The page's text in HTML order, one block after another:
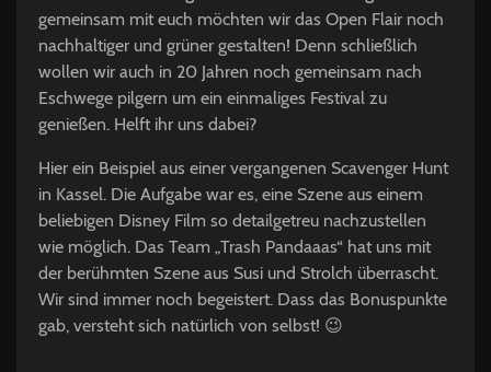
gemeinsam mit euch möchten wir das Open Flair noch
nachhaltiger und grüner gestalten! Denn schließlich
wollen wir auch in 20 Jahren noch gemeinsam nach
Eschwege pilgern um ein einmaliges Festival zu
genießen. Helft ihr uns dabei?
Hier ein Beispiel aus einer vergangenen Scavenger Hunt
in Kassel. Die Aufgabe war es, eine Szene aus einem
beliebigen Disney Film so detailgetreu nachzustellen
wie möglich. Das Team „Trash Pandaaas“ hat uns mit
der berühmten Szene aus Susi und Strolch überrascht.
Wir sind immer noch begeistert. Dass das Bonuspunkte
gab, versteht sich natürlich von selbst! 😉